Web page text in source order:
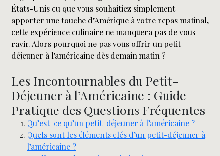
États-Unis ou que vous souhaitiez simplement
apporter une touche d’Amérique à votre repas matinal,
cette expérience culinaire ne manquera pas de vous
ravir. Alors pourquoi ne pas vous offrir un petit-
déjeuner à l’américaine dès demain matin ?
Les Incontournables du Petit-
Déjeuner à l’Américaine : Guide
Pratique des Questions Fréquentes
Qu’est-ce qu’un petit-déjeuner à l’américaine ?
Quels sont les éléments clés d’un petit-déjeuner à
l’américaine ?